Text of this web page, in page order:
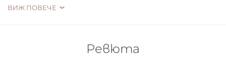
TOCOPHERYL ACETATE, TIN OXIDE. [+/- MAY CONTAIN/
ВИЖ ПОВЕЧЕ
Ревюта